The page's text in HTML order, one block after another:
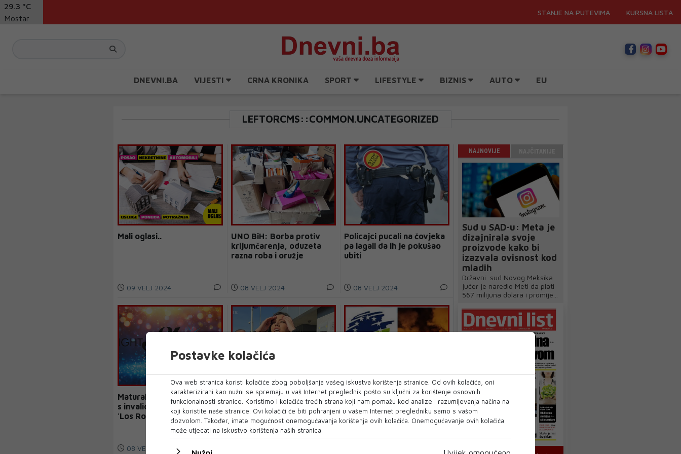
29.3 °C
Mostar
STANJE NA PUTEVIMA KURSNA LISTA
DNEVNI.BA VIJESTI CRNA KRONIKA SPORT LIFESTYLE BIZNIS AUTO EU
LEFTORCMS::COMMON.UNCATEGORIZED
Mali oglasi..
09 VELJ 2024
UNO BiH: Borba protiv
krijumčarenja, oduzeta
razna roba i oružje
08 VELJ 2024
Policajci pucali na čovjeka
pa lagali da ih je pokušao
ubiti
08 VELJ 2024
Maturalna večer za osobe
s invaliditetom u Centru
'Los Rosales' u Mostaru
08 VELJ 2024
Teorije zavjere Dodikove
zastupnice
NES: Hitno pronaći novu
lokaciju za deponiju i
sanirati Uborak
NAJNOVIJE
Sud u SAD-u: Meta je
dizajnirala svoje
proizvode kako bi
izazvala ovisnost kod
mladih
Državni sud Novog Meksika
jučer je naredio Meti da plati
567 milijuna dolara i promije...
Postavke kolačića
Ova web stranica koristi kolačiće zbog poboljšanja vašeg iskustva korištenja stranice. Od ovih kolačića, oni
karakterizirani kao nužni se spremaju u vaš Internet preglednik pošto su ključni za korištenje osnovnih
funkcionalnosti stranice. Koristimo i kolačiće trećih strana koji nam pomažu kod analize i razumijevanja načina na
koji koristite naše stranice. Ovi kolačići će biti pohranjeni u vašem Internet pregledniku samo s vašom
dozvolom. Također, imate mogućnost onemogućavanja korištenja ovih kolačića. Onemogućavanje ovih kolačića
može utjecati na iskustvo korištenja naših stranica.